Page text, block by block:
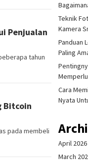
Penjualan
tahun
Bitcoin
pada membeli
Teknik
Kamera
Panduan
Paling
Cara
Nyata
April 2026
March